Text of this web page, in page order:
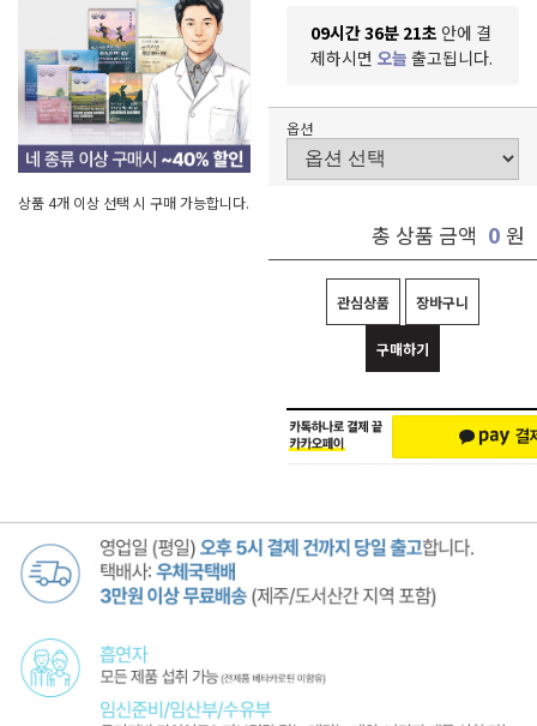
상품 4개 이상 선택 시 구매 가능합니다.
09시간 36분 20초 안에 결
제하시면 오늘 출고됩니다.
옵션
총 상품 금액 0 원
관심상품 장바구니
구매하기